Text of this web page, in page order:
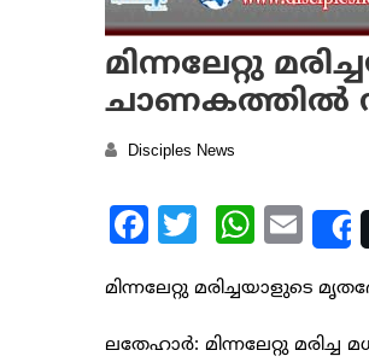
മിന്നലേറ്റു
ചാണകത്തില്‍
Disciples News
Facebook
Twitter
മിന്നലേറ്റു മരിച്ചയാളുടെ
ലതേഹാര്‍: മിന്നലേറ്റു